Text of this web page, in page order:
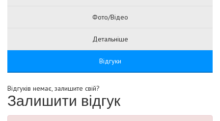
Фото/Відео
Детальніше
Відгуки
Відгуків немає, залишите свій?
Залишити відгук